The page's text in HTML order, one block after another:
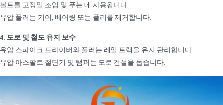
볼트를 고정밀 조임 및 푸는 데 사용됩니다.
유압 풀러는 기어, 베어링 또는 풀리를 제거합니다.
4. 도로 및 철도 유지 보수
유압 스파이크 드라이버와 풀러는 레일 트랙을 유지 관리합니다.
유압 아스팔트 절단기 및 탬퍼는 도로 건설을 돕습니다.